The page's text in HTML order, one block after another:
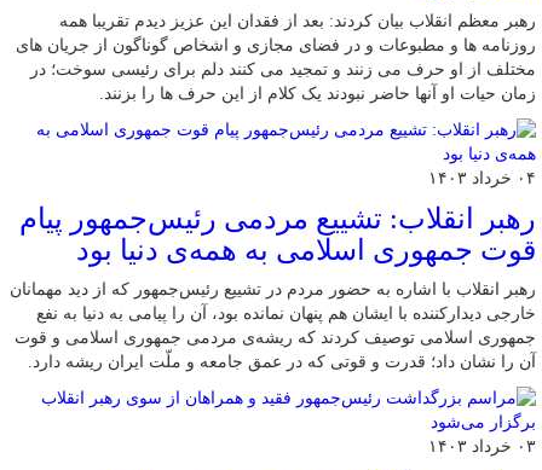
رهبر معظم انقلاب بیان کردند: بعد از فقدان این عزیز دیدم تقریبا همه
روزنامه ها و مطبوعات و در فضای مجازی و اشخاص گوناگون از جریان های
مختلف از او حرف می زنند و تمجید می کنند دلم برای رئیسی سوخت؛ در
زمان حیات او آنها حاضر نبودند یک کلام از این حرف ها را بزنند.
۰۴ خرداد ۱۴۰۳
رهبر انقلاب: تشییع مردمی رئیس‌جمهور پیام
قوت جمهوری اسلامی به همه‌ی دنیا بود
رهبر انقلاب با اشاره به حضور مردم در تشییع رئیس‌جمهور که از دید مهمانان
خارجی دیدارکننده با ایشان هم پنهان نمانده بود، آن را پیامی به دنیا به نفع
جمهوری اسلامی توصیف کردند که ریشه‌ی مردمی جمهوری اسلامی و قوت
آن را نشان داد؛ قدرت و قوتی که در عمق جامعه و ملّت ایران ریشه دارد.
۰۳ خرداد ۱۴۰۳